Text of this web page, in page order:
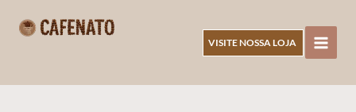
para
VISITE NOSSA LOJA